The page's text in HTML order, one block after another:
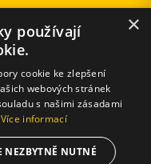
řešení od:
×
používají
cookie ke zlepšení
webových stránek
s našimi zásadami
Více informací
NEZBYTNĚ NUTNÉ